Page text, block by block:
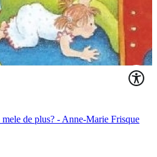
de plus? - Anne-Marie Frisque